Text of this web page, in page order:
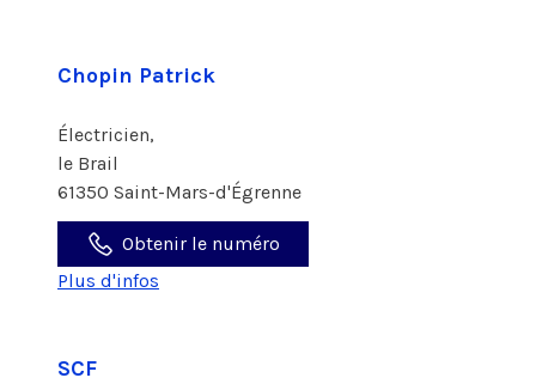
Chopin Patrick
Électricien,
le Brail
61350 Saint-Mars-d'Égrenne
Obtenir le numéro
Plus d'infos
SCF